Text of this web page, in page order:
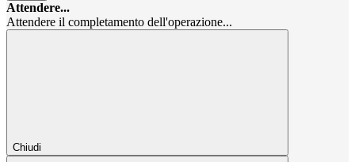
Attendere...
Attendere il completamento dell'operazione...
Chiudi